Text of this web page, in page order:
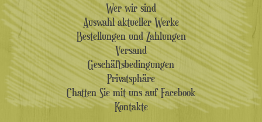
Wer wir sind
Auswahl aktueller Werke
Bestellungen und Zahlungen
Versand
Geschäftsbedingungen
Privatsphäre
Chatten Sie mit uns auf Facebook
Kontakte